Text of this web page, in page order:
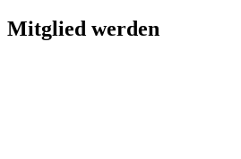
Mitglied werden